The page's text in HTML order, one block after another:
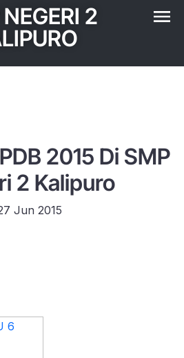
2
2015 Di SMP
2 Kalipuro
Jun 2015